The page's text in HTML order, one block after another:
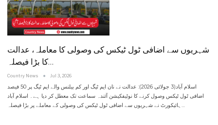
شہریوں سے اضافی ٹول ٹیکس کی وصولی کا معاملہ، عدالت
کا بڑا فیصلہ…
Country News Jul 3, 2026
اسلام آباد(3 جولائی 2026): عدالت نے نان ایم ٹیگ اور کم بیلنس والے ایم ٹیگ پر 50 فیصد
اضافی ٹول ٹیکس وصول کرنے کا نوٹیفکیشن آئندہ سماعت تک معطل کر دیا ہے۔ اسلام آباد
ہائیکورٹ نے شہریوں سے اضافی ٹول ٹیکس کی وصولی کے معاملے پر بڑا فیصلہ …